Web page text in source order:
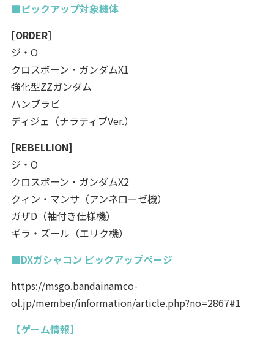
■ピックアップ対象機体
[ORDER]
ジ・O
クロスボーン・ガンダムX1
強化型ZZガンダム
ハンブラビ
ディジェ（ナラティブVer.）
[REBELLION]
ジ・O
クロスボーン・ガンダムX2
クィン・マンサ（アンネローゼ機）
ガザD（袖付き仕様機）
ギラ・ズール（エリク機）
■DXガシャコン ピックアップページ
https://msgo.bandainamco-
ol.jp/member/information/article.php?no=2867#1
【ゲーム情報】